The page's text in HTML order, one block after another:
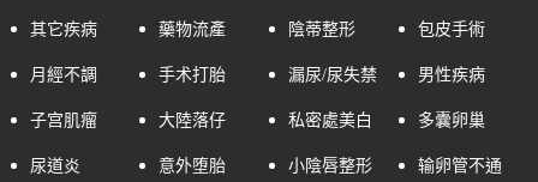
其它疾病
月經不調
子宫肌瘤
尿道炎
藥物流產
手术打胎
大陸落仔
意外堕胎
陰蒂整形
漏尿/尿失禁
私密處美白
小陰唇整形
包皮手術
男性疾病
多囊卵巢
输卵管不通